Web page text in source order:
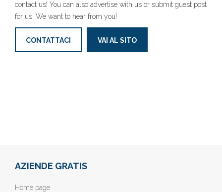
contact us! You can also advertise with us or submit guest post
for us. We want to hear from you!
CONTATTACI VAI AL SITO
AZIENDE GRATIS
Home page